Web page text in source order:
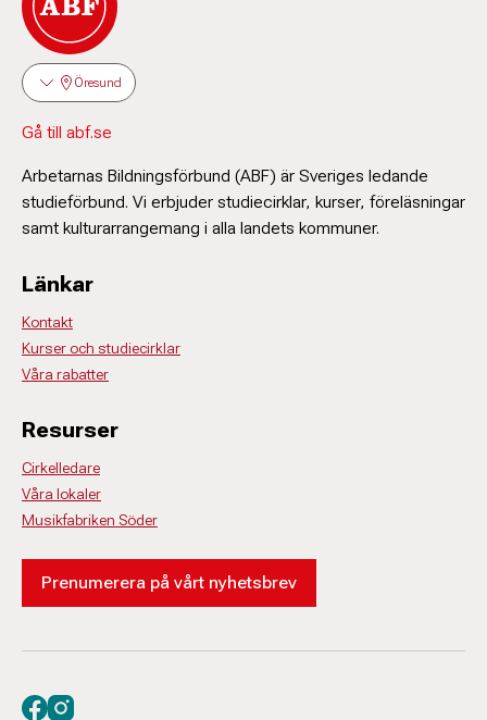
Öresund
Gå till abf.se
Arbetarnas Bildningsförbund (ABF) är Sveriges ledande
studieförbund. Vi erbjuder studiecirklar, kurser, föreläsningar
samt kulturarrangemang i alla landets kommuner.
Länkar
Kontakt
Kurser och studiecirklar
Våra rabatter
Resurser
Cirkelledare
Våra lokaler
Musikfabriken Söder
Prenumerera på vårt nyhetsbrev
Besök oss på facebook
Besök oss på instagram